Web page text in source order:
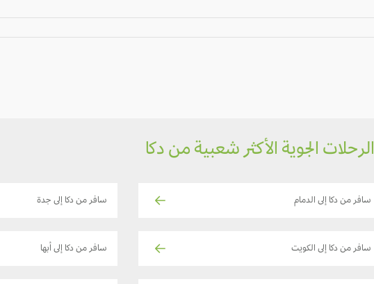
الرحلات الجوية الأكثر شعبية من دكا
سافر من دكا إلى الدمام سافر من دكا إلى جدة
سافر من دكا إلى الكويت سافر من دكا إلى أبها